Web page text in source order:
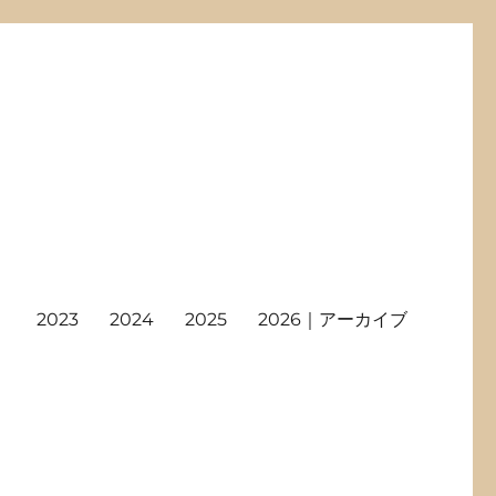
2023 2024 2025 2026｜アーカイブ